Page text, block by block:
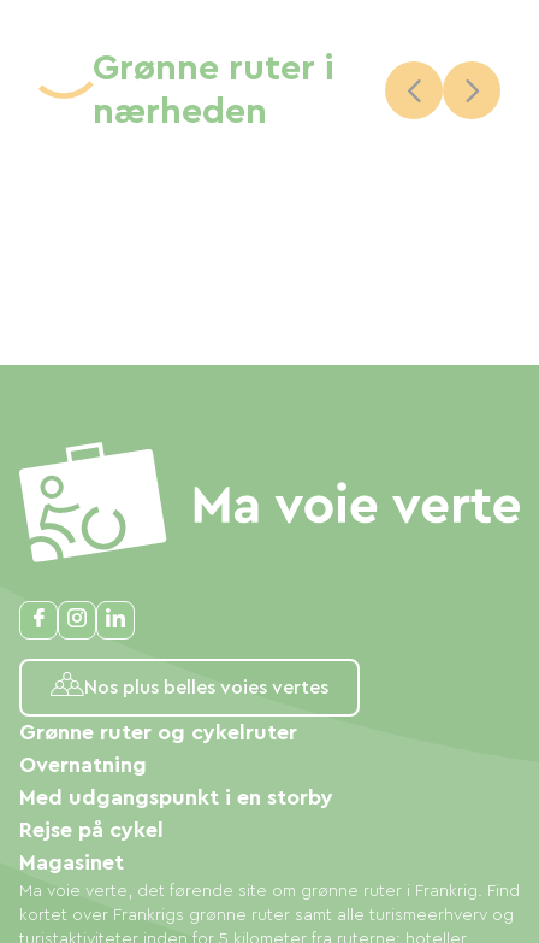
Grønne ruter i
nærheden
Nos plus belles voies vertes
Ma voie verte, det førende site om grønne ruter i Frankrig. Find
kortet over Frankrigs grønne ruter samt alle turismeerhverv og
turistaktiviteter inden for 5 kilometer fra ruterne: hoteller,
Grønne ruter og cykelruter
Overnatning
Med udgangspunkt i en storby
Rejse på cykel
Magasinet